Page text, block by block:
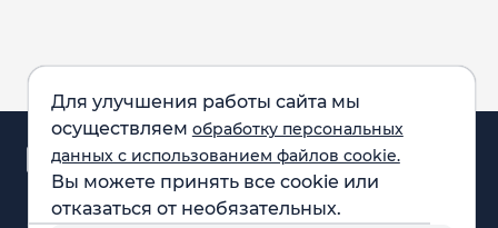
Для улучшения работы сайта мы
осуществляем обработку персональных
данных с использованием файлов cookie.
Вы можете принять все cookie или
отказаться от необязательных.
Аналитика и
новости
Карта рынка
Компании